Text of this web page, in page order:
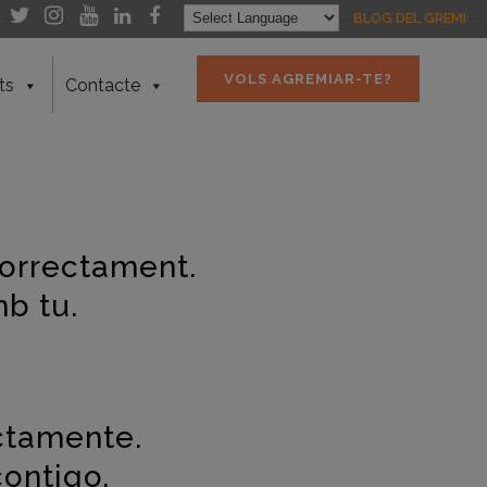
BLOG DEL GREMI
VOLS AGREMIAR-TE?
Contacte
tu.